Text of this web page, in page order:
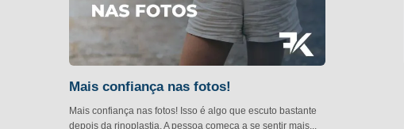
Mais confiança nas fotos!
Mais confiança nas fotos! Isso é algo que escuto bastante
depois da rinoplastia. A pessoa começa a se sentir mais...